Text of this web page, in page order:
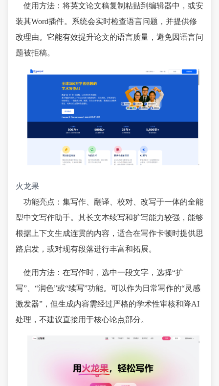
使用方法：将英文论文稿复制粘贴到编辑器中，或安
装其Word插件。系统会实时检查语言问题，并提供修
改理由。它能有效提升论文的语言质量，避免因语言问
题被拒稿。
火龙果
功能亮点：集写作、翻译、校对、改写于一体的全能
型中文写作助手。其长文本续写和扩写能力较强，能够
根据上下文生成连贯的内容，适合在写作卡顿时提供思
路启发，或对现有段落进行丰富和拓展。
使用方法：在写作时，选中一段文字，选择“扩
写”、“润色”或“续写”功能。可以作为日常写作的“灵感
激发器”，但生成内容需经过严格的学术性审核和降AI
处理，不建议直接用于核心论点部分。